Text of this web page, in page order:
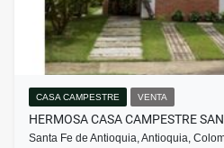
CASA CAMPESTRE VENTA
HERMOSA CASA CAMPESTRE
Santa Fe de Antioquia, Antioquia,